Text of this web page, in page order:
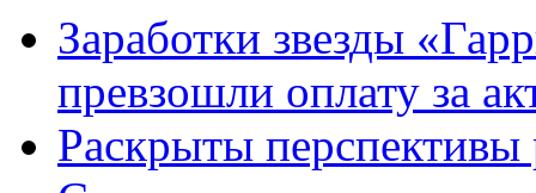
Заработки звезды
превзошли оплату за
Раскрыты